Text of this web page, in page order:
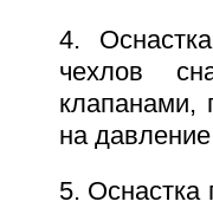
4.
чехлов
клапанами,
на
5.